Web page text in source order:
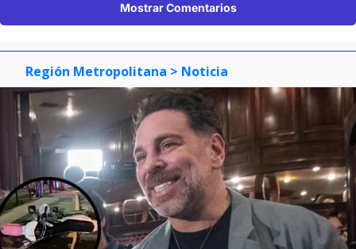
Mostrar Comentarios
Región Metropolitana > Noticia